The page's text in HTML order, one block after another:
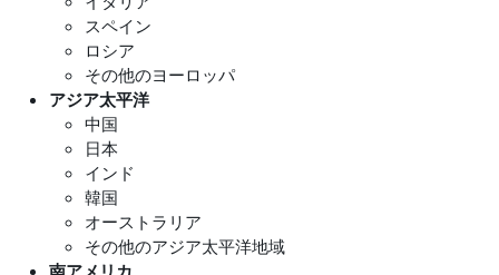
スペイン
ロシア
その他のヨーロッパ
アジア太平洋
中国
日本
インド
韓国
オーストラリア
その他のアジア太平洋地域